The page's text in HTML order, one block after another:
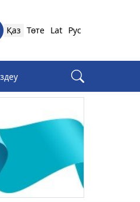
Қаз Төте Lat Рус